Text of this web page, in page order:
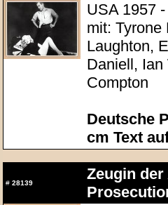
USA 1957
mit: Tyrone
Laughton,
Daniell, Ian
Compton
Deutsche
cm Text
# 28139
Zeugin